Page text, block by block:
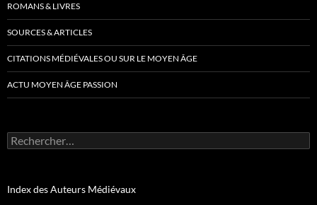
ROMANS & LIVRES
SOURCES & ARTICLES
CITATIONS MÉDIÉVALES OU SUR LE MOYEN ÂGE
ACTU MOYEN ÂGE PASSION
Rechercher :
Index des Auteurs Médiévaux